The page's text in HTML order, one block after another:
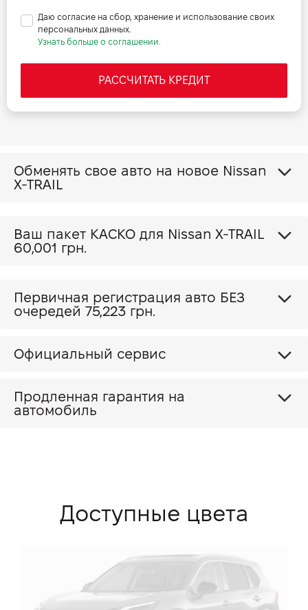
Даю согласие на сбор, хранение и использование своих
персональных данных.
Узнать больше о соглашении.
РАССЧИТАТЬ КРЕДИТ
Обменять свое авто на новое Nissan
X-TRAIL
Ваш пакет КАСКО для Nissan X-TRAIL
60,001 грн.
Первичная регистрация авто БЕЗ
очередей 75,223 грн.
Официальный сервис
Продленная гарантия на
автомобиль
Доступные цвета